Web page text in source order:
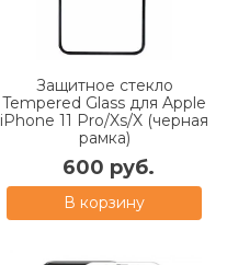
Защитное стекло
Tempered Glass для Apple
iPhone 11 Pro/Xs/X (черная
рамка)
600 руб.
В корзину